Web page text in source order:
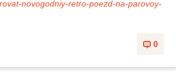
novogodniy-retro-poezd-na-parovoy-
0